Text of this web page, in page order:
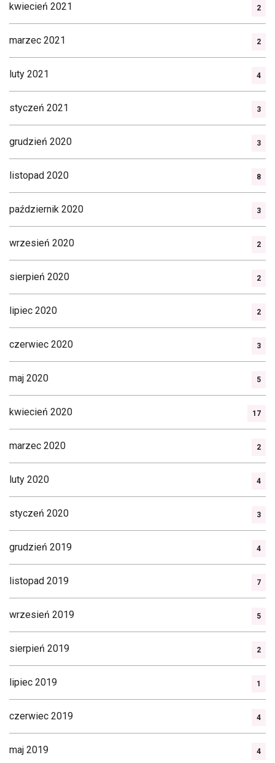
kwiecień 2021 2
marzec 2021 2
luty 2021 4
styczeń 2021 3
grudzień 2020 3
listopad 2020 8
październik 2020 3
wrzesień 2020 2
sierpień 2020 2
lipiec 2020 2
czerwiec 2020 3
maj 2020 5
kwiecień 2020 17
marzec 2020 2
luty 2020 4
styczeń 2020 3
grudzień 2019 4
listopad 2019 7
wrzesień 2019 5
sierpień 2019 2
lipiec 2019 1
czerwiec 2019 4
maj 2019 4